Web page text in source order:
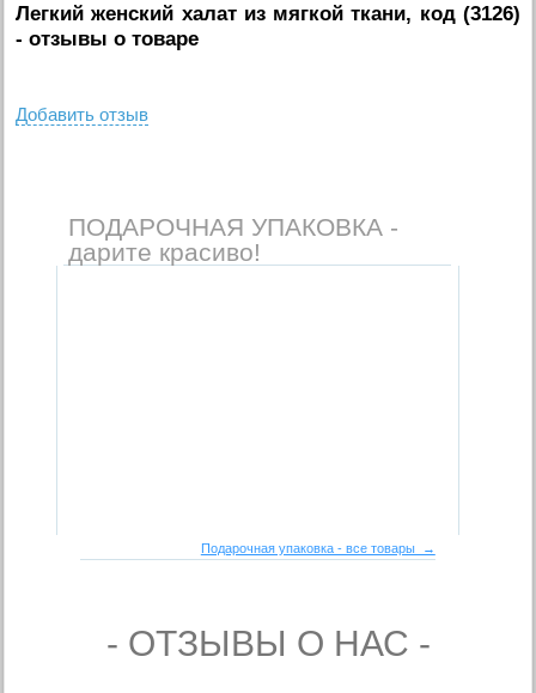
Легкий женский халат из мягкой ткани, код (3126)
- отзывы о товаре
Добавить отзыв
ПОДАРОЧНАЯ УПАКОВКА -
дарите красиво!
Подарочная упаковка - все товары →
- ОТЗЫВЫ О НАС -